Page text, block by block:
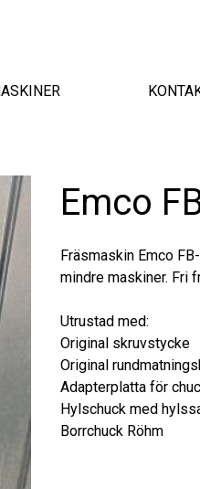
Emco
Fräsmaskin Emco
mindre maskiner. Fri
Utrustad med:
Original skruvstycke
Original
Adapterplatta för
Hylschuck med
Borrchuck Röhm